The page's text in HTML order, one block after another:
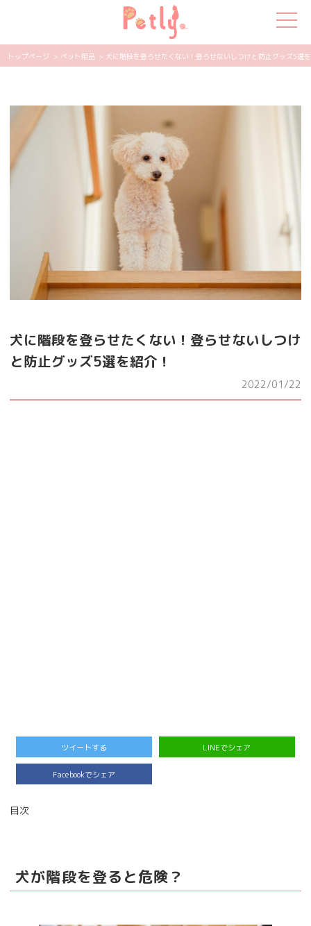
猫の特集
ペット用品
飼い主さんの悩み
ペットの気持ち
知って得する
エンタメ
トップページ > ペット用品 > 犬に階段を登らせたくない！登らせないしつけと防止グッズ5選
犬に階段を登らせたくない！登らせないしつけ
と防止グッズ5選を紹介！
2022/01/22
ツイートする LINEでシェア
Facebookでシェア
目次
犬が階段を登ると危険？